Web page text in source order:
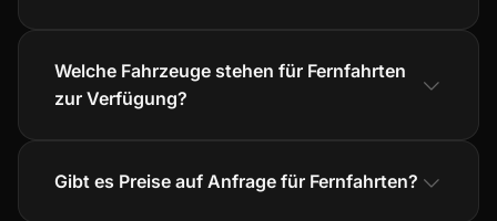
Welche Fahrzeuge stehen für Fernfahrten
zur Verfügung?
Gibt es Preise auf Anfrage für Fernfahrten?